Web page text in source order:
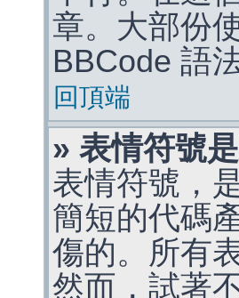
章。大部份
BBCode 語
回頂端
» 表情符號
表情符號，
簡短的代碼
傷的。所有
然而，試著